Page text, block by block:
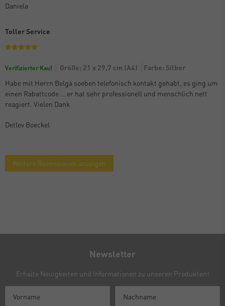
Daniela
Toller Service
Verifizierter Kauf Größe: 21 x 29,7 cm (A4)
Farbe: Silber
Habe mit Herrn Belga soeben telefonisch kontakt gehabt, es ging um
einen Rabattcode....er hat sehr professionell und menschlich nett
reagiert. Vielen Dank
Detlev Boeckel
Weitere Rezensionen anzeigen
Newsletter
Erhalte Neuigkeiten und Informationen zu unseren Produkten!